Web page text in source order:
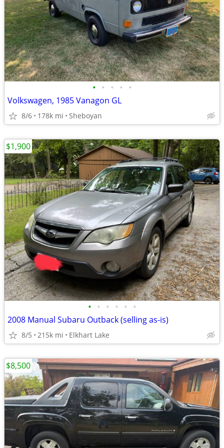
• • • • •
Volkswagen, 1985 Vanagon GL
8/6 178k mi Sheboyan
• • • • • •
2008 Manual Subaru Outback (selling as-is)
8/5 215k mi Elkhart Lake
$1,900
$8,500